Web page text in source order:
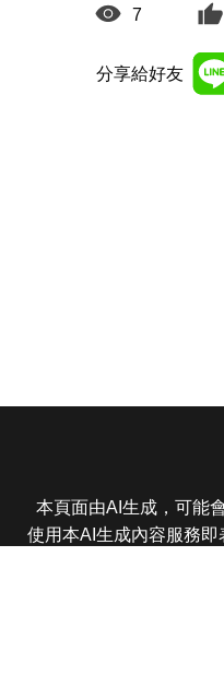
7
分享給好友
本頁面由AI生成，可能
使用本AI生成內容服務